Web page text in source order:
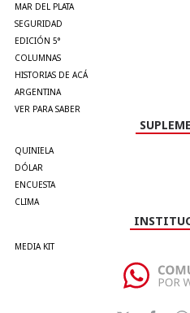
MAR DEL PLATA
SEGURIDAD
EDICIÓN 5°
COLUMNAS
HISTORIAS DE ACÁ
ARGENTINA
VER PARA SABER
QUINIELA
DÓLAR
ENCUESTA
CLIMA
MEDIA KIT